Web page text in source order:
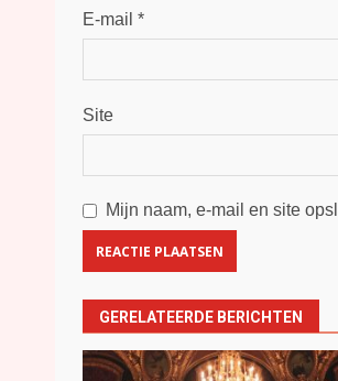
E-mail *
Site
Mijn naam, e-mail en site
GERELATEERDE BERICHTEN